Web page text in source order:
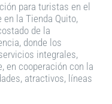
para turistas en el
la Tienda Quito,
de la
donde los
integrales,
en cooperación con la
atractivos, líneas